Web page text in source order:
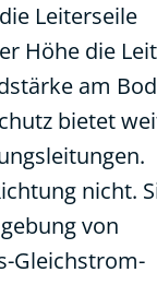
Leiterseile
Höhe die
am
bietet
nicht.
von
Gleichstrom-